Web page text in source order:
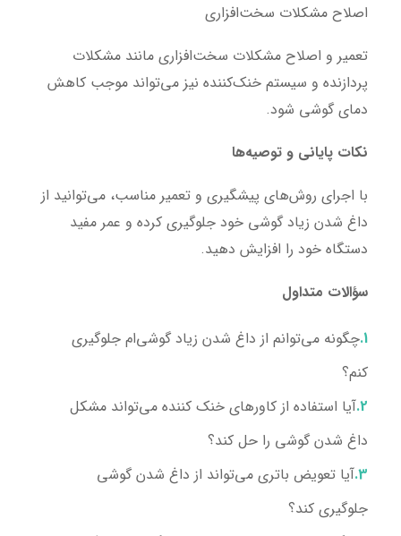
اصلاح مشکلات سخت‌افزاری
تعمیر و اصلاح مشکلات سخت‌افزاری مانند مشکلات
پردازنده و سیستم خنک‌کننده نیز می‌تواند موجب کاهش
دمای گوشی شود.
نکات پایانی و توصیه‌ها
با اجرای روش‌های پیشگیری و تعمیر مناسب، می‌توانید از
داغ شدن زیاد گوشی خود جلوگیری کرده و عمر مفید
دستگاه خود را افزایش دهید.
سؤالات متداول
چگونه می‌توانم از داغ شدن زیاد گوشی‌ام جلوگیری
کنم؟
آیا استفاده از کاورهای خنک کننده می‌تواند مشکل
داغ شدن گوشی را حل کند؟
آیا تعویض باتری می‌تواند از داغ شدن گوشی
جلوگیری کند؟